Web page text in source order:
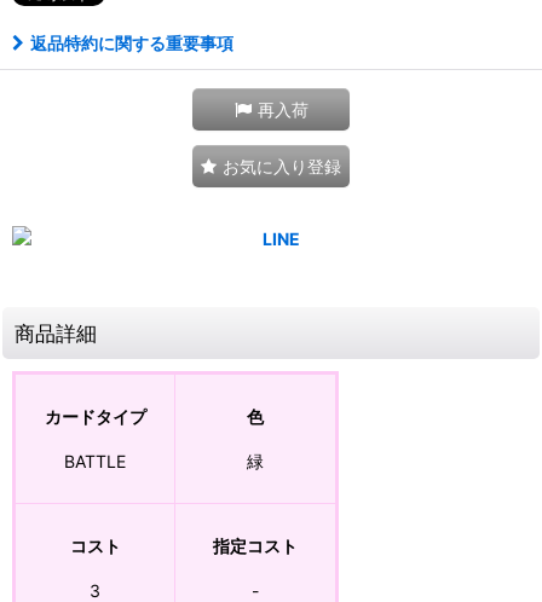
返品特約に関する重要事項
再入荷
お気に入り登録
商品詳細
カードタイプ
BATTLE
色
緑
コスト
3
指定コスト
-